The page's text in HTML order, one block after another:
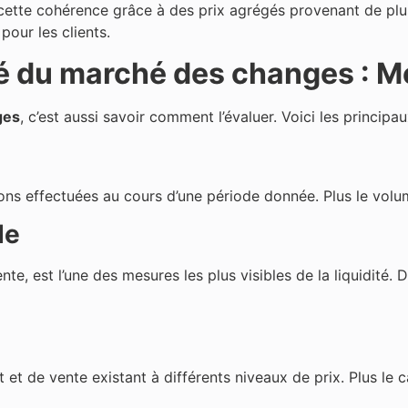
cohérence grâce à des prix agrégés provenant de
les clients.
marché des changes :
, c’est aussi savoir comment l’évaluer. Voici les
effectuées au cours d’une période donnée. Plus le
est l’une des mesures les plus visibles de la liquidité.
et de vente existant à différents niveaux de prix. Plus le